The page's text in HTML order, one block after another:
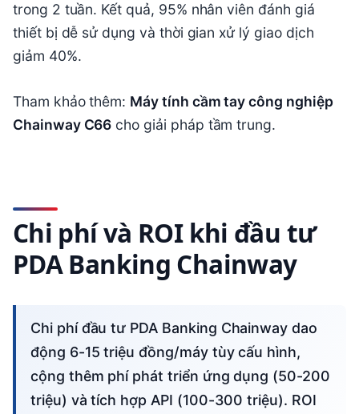
trong 2 tuần. Kết quả, 95% nhân viên đánh giá
thiết bị dễ sử dụng và thời gian xử lý giao dịch
giảm 40%.
Tham khảo thêm: Máy tính cầm tay công nghiệp
Chainway C66 cho giải pháp tầm trung.
Chi phí và ROI khi đầu tư
PDA Banking Chainway
Chi phí đầu tư PDA Banking Chainway dao
động 6-15 triệu đồng/máy tùy cấu hình,
cộng thêm phí phát triển ứng dụng (50-200
triệu) và tích hợp API (100-300 triệu). ROI